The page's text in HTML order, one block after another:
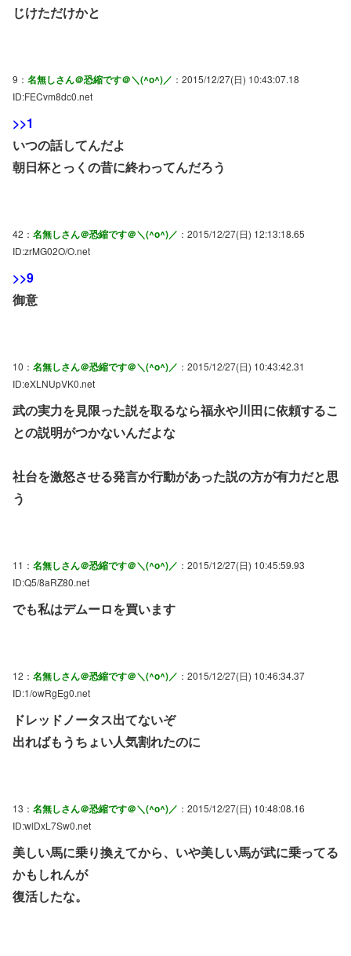
じけただけかと
9： 名無しさん＠恐縮です＠＼(^o^)／ ：2015/12/27(日) 10:43:07.18
ID:FECvm8dc0.net
>>1
いつの話してんだよ
朝日杯とっくの昔に終わってんだろう
42： 名無しさん＠恐縮です＠＼(^o^)／ ：2015/12/27(日) 12:13:18.65
ID:zrMG02O/O.net
>>9
御意
10： 名無しさん＠恐縮です＠＼(^o^)／ ：2015/12/27(日) 10:43:42.31
ID:eXLNUpVK0.net
武の実力を見限った説を取るなら福永や川田に依頼するこ
との説明がつかないんだよな
社台を激怒させる発言か行動があった説の方が有力だと思
う
11： 名無しさん＠恐縮です＠＼(^o^)／ ：2015/12/27(日) 10:45:59.93
ID:Q5/8aRZ80.net
でも私はデムーロを買います
12： 名無しさん＠恐縮です＠＼(^o^)／ ：2015/12/27(日) 10:46:34.37
ID:1/owRgEg0.net
ドレッドノータス出てないぞ
出ればもうちょい人気割れたのに
13： 名無しさん＠恐縮です＠＼(^o^)／ ：2015/12/27(日) 10:48:08.16
ID:wlDxL7Sw0.net
美しい馬に乗り換えてから、いや美しい馬が武に乗ってる
かもしれんが
復活したな。